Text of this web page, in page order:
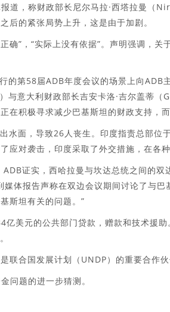
道，称财政部长尼尔马拉·西塔拉曼
后的紧张局势上升，这是由于加剧。
确”，“实际上没有依据”。声明强调，关
的第58届ADB年度会议的场景上向ADB
与意大利财政部长吉安卡洛·吉尔盖蒂
在积极寻求减少巴基斯坦的财政支持，而
面，导致26人丧生。印度指责总部位
应对袭击，印度采取了外交措施，在各
证实，西哈拉曼与坎达总统之间的双
体报告声称在双边会议期间讨论了与
斯坦有关的问题。”
美元的公共部门贷款，赠款和技术援
联合国发展计划（UNDP）的重要合作伙
问题的进一步猜测。